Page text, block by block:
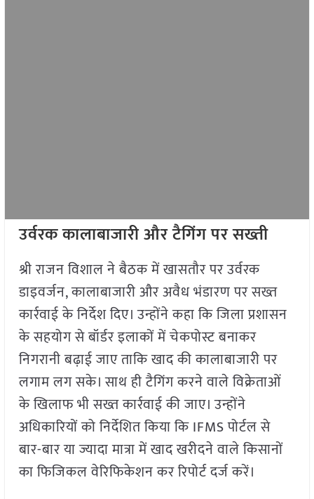
उर्वरक कालाबाजारी और टैगिंग पर सख्ती
श्री राजन विशाल ने बैठक में खासतौर पर उर्वरक
डाइवर्जन, कालाबाजारी और अवैध भंडारण पर सख्त
कार्रवाई के निर्देश दिए। उन्होंने कहा कि जिला प्रशासन
के सहयोग से बॉर्डर इलाकों में चेकपोस्ट बनाकर
निगरानी बढ़ाई जाए ताकि खाद की कालाबाजारी पर
लगाम लग सके। साथ ही टैगिंग करने वाले विक्रेताओं
के खिलाफ भी सख्त कार्रवाई की जाए। उन्होंने
अधिकारियों को निर्देशित किया कि IFMS पोर्टल से
बार-बार या ज्यादा मात्रा में खाद खरीदने वाले किसानों
का फिजिकल वेरिफिकेशन कर रिपोर्ट दर्ज करें।